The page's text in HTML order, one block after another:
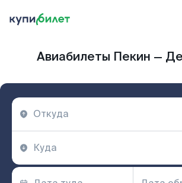
Авиабилеты Пекин —